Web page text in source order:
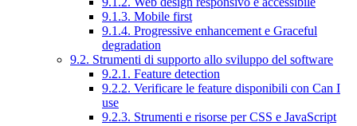
9.1.3. Mobile first
9.1.4. Progressive enhancement e Graceful
degradation
9.2. Strumenti di supporto allo sviluppo del software
9.2.1. Feature detection
9.2.2. Verificare le feature disponibili con Can I
use
9.2.3. Strumenti e risorse per CSS e JavaScript